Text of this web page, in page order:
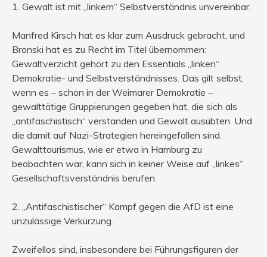
1. Gewalt ist mit „linkem“ Selbstverständnis unvereinbar.
Manfred Kirsch hat es klar zum Ausdruck gebracht, und
Bronski hat es zu Recht im Titel übernommen:
Gewaltverzicht gehört zu den Essentials „linken“
Demokratie- und Selbstverständnisses. Das gilt selbst,
wenn es – schon in der Weimarer Demokratie –
gewalttätige Gruppierungen gegeben hat, die sich als
„antifaschistisch“ verstanden und Gewalt ausübten. Und
die damit auf Nazi-Strategien hereingefallen sind.
Gewalttourismus, wie er etwa in Hamburg zu
beobachten war, kann sich in keiner Weise auf „linkes“
Gesellschaftsverständnis berufen.
2. „Antifaschistischer“ Kampf gegen die AfD ist eine
unzulässige Verkürzung.
Zweifellos sind, insbesondere bei Führungsfiguren der